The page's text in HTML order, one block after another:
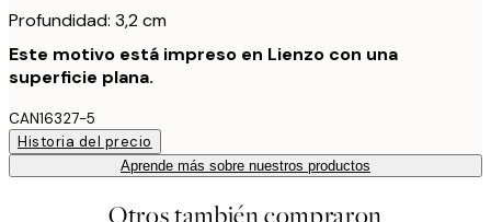
Profundidad: 3,2 cm
Este motivo está impreso en Lienzo con una
superficie plana.
CAN16327-5
Historia del precio
Aprende más sobre nuestros productos